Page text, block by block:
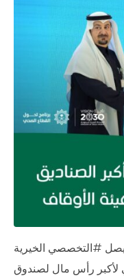
#التخصصي الخيرية
لأكبر رأس مال لصندوق